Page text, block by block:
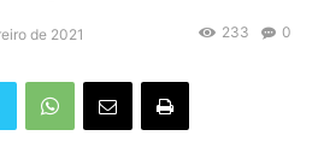
de 2021 0
233